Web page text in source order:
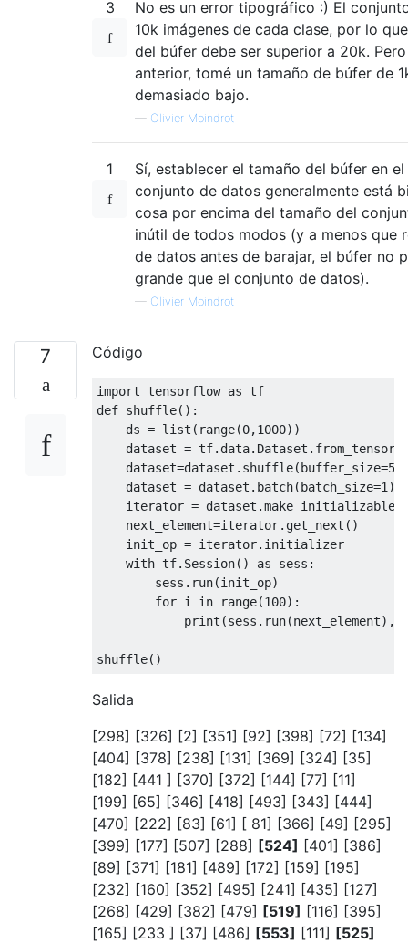
3
No es un error tipográfico :) El
10k imágenes de cada clase, por lo
del búfer debe ser superior a 20k.
anterior, tomé un tamaño de búfer de
demasiado bajo.
— Olivier Moindrot
1
Sí, establecer el tamaño del búfer en
conjunto de datos generalmente está
cosa por encima del tamaño del
inútil de todos modos (y a menos que
de datos antes de barajar, el búfer no
grande que el conjunto de datos).
— Olivier Moindrot
7 Código
import tensorflow as
def shuffle():
    ds = list(range(
0,1000))
dataset =
    dataset=dataset.shuffle(buffer_size=
    dataset = dataset.batch(batch_size=
1 )
iterator =
    next_element=iterator.get_next()
    init_op = iterator.initializer
with tf.Session() as sess:
        sess.run(init_op)
for i in range(100):
print(sess.run(next_element),
Salida
[298] [326] [2] [351] [92] [398] [72] [134]
[404] [378] [238] [131] [369] [324] [35]
[182] [441 ] [370] [372] [144] [77] [11]
[199] [65] [346] [418] [493] [343] [444]
[470] [222] [83] [61] [ 81] [366] [49] [295]
[399] [177] [507] [288] [524] [401] [386]
[89] [371] [181] [489] [172] [159] [195]
[232] [160] [352] [495] [241] [435] [127]
[268] [429] [382] [479] [519] [116] [395]
[165] [233 ] [37] [486] [553] [111] [525]